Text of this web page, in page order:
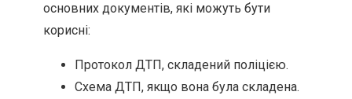
основних документів, які можуть бути
корисні:
Протокол ДТП, складений поліцією.
Схема ДТП, якщо вона була складена.